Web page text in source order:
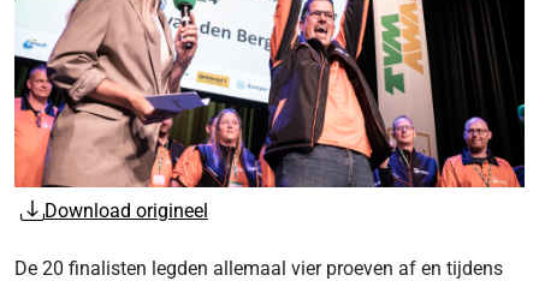
Download origineel
De 20 finalisten legden allemaal vier proeven af en tijdens